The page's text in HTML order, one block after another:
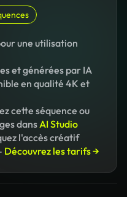
une utilisation
et générées par IA
en qualité 4K et
cette séquence ou
dansAI Studio
l'accès créatif
Découvrez les tarifs →